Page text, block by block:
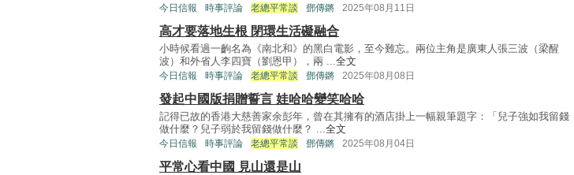
今日信報 時事評論 老總平常談 鄧傳鏘 2025年08月11日
高才要落地生根 閉環生活礙融合
小時候看過一齣名為《南北和》的黑白電影，至今難忘。兩位主角是廣東人張三波（梁醒
波）和外省人李四寶（劉恩甲），兩 ...全文
今日信報 時事評論 老總平常談 鄧傳鏘 2025年08月08日
發起中國版捐贈誓言 娃哈哈變笑哈哈
記得已故的香港大慈善家余彭年，曾在其擁有的酒店掛上一幅親筆題字：「兒子強如我留錢
做什麼？兒子弱於我留錢做什麼？ ...全文
今日信報 時事評論 老總平常談 鄧傳鏘 2025年08月04日
平常心看中國 見山還是山